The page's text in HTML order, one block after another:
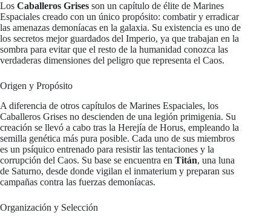
Los Caballeros Grises son un capítulo de élite de Marines
Espaciales creado con un único propósito: combatir y erradicar
las amenazas demoníacas en la galaxia. Su existencia es uno de
los secretos mejor guardados del Imperio, ya que trabajan en la
sombra para evitar que el resto de la humanidad conozca las
verdaderas dimensiones del peligro que representa el Caos.
Origen y Propósito
A diferencia de otros capítulos de Marines Espaciales, los
Caballeros Grises no descienden de una legión primigenia. Su
creación se llevó a cabo tras la Herejía de Horus, empleando la
semilla genética más pura posible. Cada uno de sus miembros
es un psíquico entrenado para resistir las tentaciones y la
corrupción del Caos. Su base se encuentra en Titán, una luna
de Saturno, desde donde vigilan el inmaterium y preparan sus
campañas contra las fuerzas demoníacas.
Organización y Selección